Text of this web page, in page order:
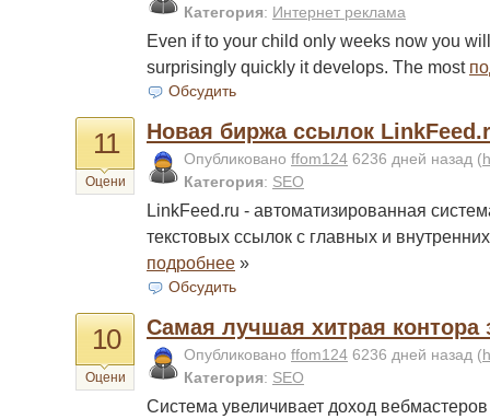
Категория: Интернет реклама
Even if to your child only weeks now you
surprisingly quickly it develops. The most
Обсудить
11
Оцени
Новая биржа ссылок
Опубликовано ffom124 6236 дней назад (
Категория: SEO
LinkFeed.ru - автоматизированная
текстовых ссылок с главных и
подробнее »
Обсудить
10
Оцени
Самая лучшая хитрая контора
Опубликовано ffom124 6236 дней назад (
Категория: SEO
Система увеличивает доход